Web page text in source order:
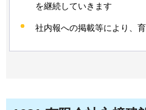
を継続していきます
社内報への掲載等により、